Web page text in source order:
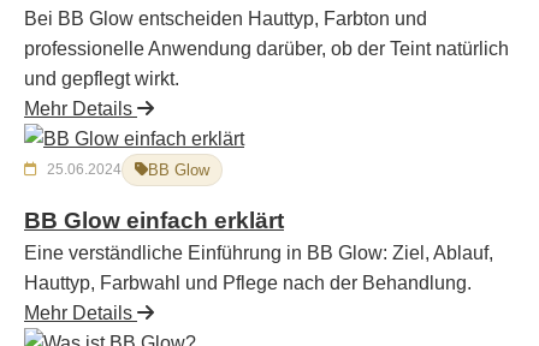
Bei BB Glow entscheiden Hauttyp, Farbton und
professionelle Anwendung darüber, ob der Teint natürlich
und gepflegt wirkt.
Mehr Details
25.06.2024 BB Glow
BB Glow einfach erklärt
Eine verständliche Einführung in BB Glow: Ziel, Ablauf,
Hauttyp, Farbwahl und Pflege nach der Behandlung.
Mehr Details